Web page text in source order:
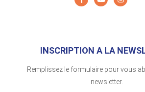
INSCRIPTION A LA
Remplissez le formulaire pour vous
newsletter.